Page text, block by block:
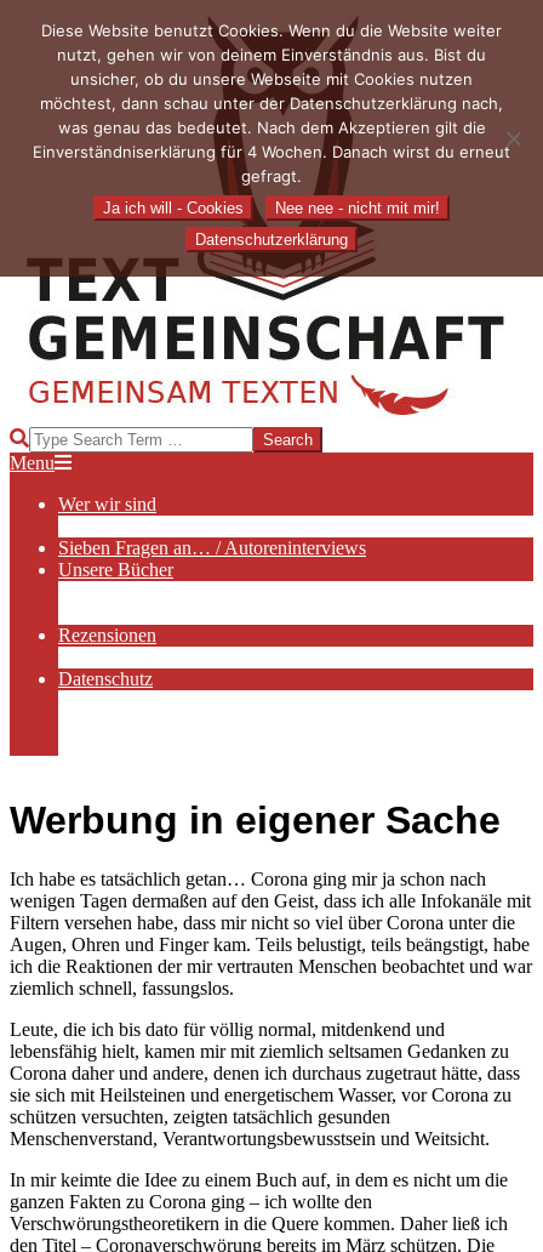
content
TEXTGEMEINSCHAFT
Search
Primary
Menu
Menu
Wer wir sind
Sieben Fragen an… / Autoreninterviews
Unsere Bücher
Rezensionen
Datenschutz
Werbung in eigener Sache
Ich habe es tatsächlich getan… Corona ging mir ja schon nach
wenigen Tagen dermaßen auf den Geist, dass ich alle Infokanäle mit
Filtern versehen habe, dass mir nicht so viel über Corona unter die
Augen, Ohren und Finger kam. Teils belustigt, teils beängstigt, habe
ich die Reaktionen der mir vertrauten Menschen beobachtet und war
ziemlich schnell, fassungslos.
Leute, die ich bis dato für völlig normal, mitdenkend und
lebensfähig hielt, kamen mir mit ziemlich seltsamen Gedanken zu
Corona daher und andere, denen ich durchaus zugetraut hätte, dass
sie sich mit Heilsteinen und energetischem Wasser, vor Corona zu
schützen versuchten, zeigten tatsächlich gesunden
Menschenverstand, Verantwortungsbewusstsein und Weitsicht.
In mir keimte die Idee zu einem Buch auf, in dem es nicht um die
ganzen Fakten zu Corona ging – ich wollte den
Verschwörungstheoretikern in die Quere kommen. Daher ließ ich
den Titel – Coronaverschwörung bereits im März schützen. Die
Diese Website benutzt Cookies. Wenn du die Website weiter
nutzt, gehen wir von deinem Einverständnis aus. Bist du
unsicher, ob du unsere Webseite mit Cookies nutzen
möchtest, dann schau unter der Datenschutzerklärung nach,
was genau das bedeutet. Nach dem Akzeptieren gilt die
Einverständniserklärung für 4 Wochen. Danach wirst du erneut
gefragt.
Ja ich will - Cookies
Nee nee - nicht mit mir!
Datenschutzerklärung